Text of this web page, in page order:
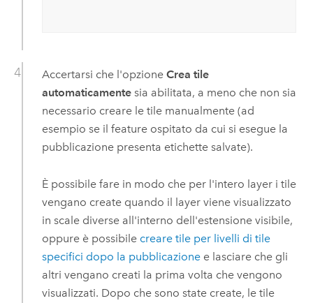
Accertarsi che l'opzione Crea tile
automaticamentesia abilitata, a meno che non sia
necessario creare le tile manualmente (ad
esempio se il feature ospitato da cui si esegue la
pubblicazione presenta etichette salvate).
È possibile fare in modo che per l'intero layer i tile
vengano create quando il layer viene visualizzato
in scale diverse all'interno dell'estensione visibile,
oppure è possibile creare tile per livelli di tile
specifici dopo la pubblicazionee lasciare che gli
altri vengano creati la prima volta che vengono
visualizzati. Dopo che sono state create, le tile